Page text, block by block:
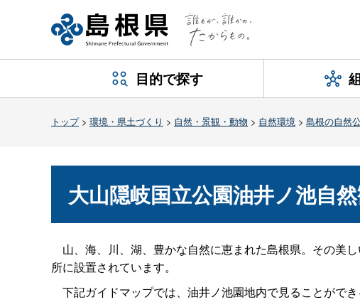
目的で探す
トップ> 環境・県土づくり > 自然・景観・動物 > 自然環境 > 島根の自然
大山隠岐国立公園油井ノ池自
山、海、川、湖、豊かな自然に恵まれた島根県。その美
所に設置されています。
下記ガイドマップでは、油井ノ池園地内で見ることができ